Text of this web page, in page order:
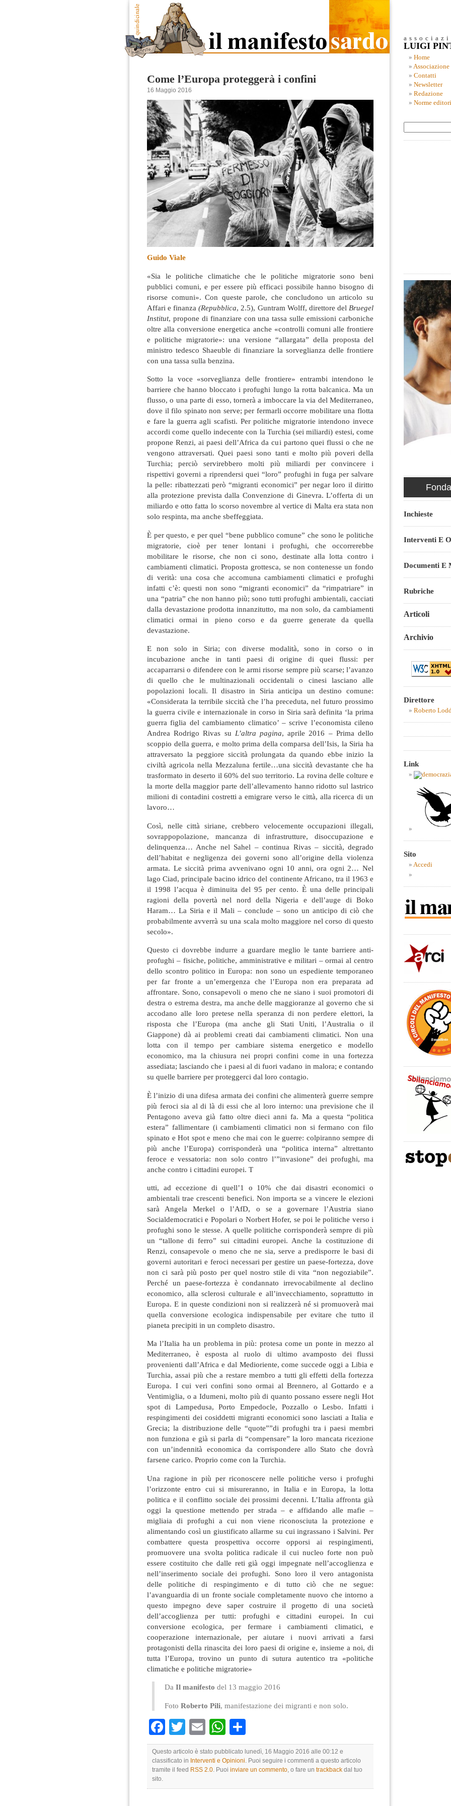
Come l’Europa proteggerà i confini
16 Maggio 2016
Guido Viale
«Sia le politiche climatiche che le politiche migratorie sono beni
pubblici comuni, e per essere più efficaci possibile hanno bisogno di
risorse comuni». Con queste parole, che concludono un articolo su
Affari e finanza(Repubblica, 2.5), Guntram Wolff, direttore del Bruegel
Institut, propone di finanziare con una tassa sulle emissioni carboniche
oltre alla conversione energetica anche «controlli comuni alle frontiere
e politiche migratorie»: una versione “allargata” della proposta del
ministro tedesco Shaeuble di finanziare la sorveglianza delle frontiere
con una tassa sulla benzina.
Sotto la voce «sorveglianza delle frontiere» entrambi intendono le
barriere che hanno bloccato i profughi lungo la rotta balcanica. Ma un
flusso, o una parte di esso, tornerà a imboccare la via del Mediterraneo,
dove il filo spinato non serve; per fermarli occorre mobilitare una flotta
e fare la guerra agli scafisti. Per politiche migratorie intendono invece
accordi come quello indecente con la Turchia (sei miliardi) estesi, come
propone Renzi, ai paesi dell’Africa da cui partono quei flussi o che ne
vengono attraversati. Quei paesi sono tanti e molto più poveri della
Turchia; perciò servirebbero molti più miliardi per convincere i
rispettivi governi a riprendersi quei “loro” profughi in fuga per salvare
la pelle: ribattezzati però “migranti economici” per negar loro il diritto
alla protezione prevista dalla Convenzione di Ginevra. L’offerta di un
miliardo e otto fatta lo scorso novembre al vertice di Malta era stata non
solo respinta, ma anche sbeffeggiata.
È per questo, e per quel “bene pubblico comune” che sono le politiche
migratorie, cioè per tener lontani i profughi, che occorrerebbe
mobilitare le risorse, che non ci sono, destinate alla lotta contro i
cambiamenti climatici. Proposta grottesca, se non contenesse un fondo
di verità: una cosa che accomuna cambiamenti climatici e profughi
infatti c’è: questi non sono “migranti economici” da “rimpatriare” in
una “patria” che non hanno più; sono tutti profughi ambientali, cacciati
dalla devastazione prodotta innanzitutto, ma non solo, da cambiamenti
climatici ormai in pieno corso e da guerre generate da quella
devastazione.
E non solo in Siria; con diverse modalità, sono in corso o in
incubazione anche in tanti paesi di origine di quei flussi: per
accaparrarsi o difendere con le armi risorse sempre più scarse; l’avanzo
di quello che le multinazionali occidentali o cinesi lasciano alle
popolazioni locali. Il disastro in Siria anticipa un destino comune:
«Considerata la terribile siccità che l’ha preceduta, nel futuro prossimo
la guerra civile e internazionale in corso in Siria sarà definita ‘la prima
guerra figlia del cambiamento climatico’ – scrive l’economista cileno
Andrea Rodrigo Rivas su L’altra pagina, aprile 2016 – Prima dello
scoppio della guerra, e molto prima della comparsa dell’Isis, la Siria ha
attraversato la peggiore siccità prolungata da quando ebbe inizio la
civiltà agricola nella Mezzaluna fertile…una siccità devastante che ha
trasformato in deserto il 60% del suo territorio. La rovina delle colture e
la morte della maggior parte dell’allevamento hanno ridotto sul lastrico
milioni di contadini costretti a emigrare verso le città, alla ricerca di un
lavoro…
Così, nelle città siriane, crebbero velocemente occupazioni illegali,
sovrappopolazione, mancanza di infrastrutture, disoccupazione e
delinquenza… Anche nel Sahel – continua Rivas – siccità, degrado
dell’habitat e negligenza dei governi sono all’origine della violenza
armata. Le siccità prima avvenivano ogni 10 anni, ora ogni 2… Nel
lago Ciad, principale bacino idrico del continente Africano, tra il 1963 e
il 1998 l’acqua è diminuita del 95 per cento. È una delle principali
ragioni della povertà nel nord della Nigeria e dell’auge di Boko
Haram… La Siria e il Mali – conclude – sono un anticipo di ciò che
probabilmente avverrà su una scala molto maggiore nel corso di questo
secolo».
Questo ci dovrebbe indurre a guardare meglio le tante barriere anti-
profughi – fisiche, politiche, amministrative e militari – ormai al centro
dello scontro politico in Europa: non sono un espediente temporaneo
per far fronte a un’emergenza che l’Europa non era preparata ad
affrontare. Sono, consapevoli o meno che ne siano i suoi promotori di
destra o estrema destra, ma anche delle maggioranze al governo che si
accodano alle loro pretese nella speranza di non perdere elettori, la
risposta che l’Europa (ma anche gli Stati Uniti, l’Australia o il
Giappone) dà ai problemi creati dai cambiamenti climatici. Non una
lotta con il tempo per cambiare sistema energetico e modello
economico, ma la chiusura nei propri confini come in una fortezza
assediata; lasciando che i paesi al di fuori vadano in malora; e contando
su quelle barriere per proteggerci dal loro contagio.
È l’inizio di una difesa armata dei confini che alimenterà guerre sempre
più feroci sia al di là di essi che al loro interno: una previsione che il
Pentagono aveva già fatto oltre dieci anni fa. Ma a questa “politica
estera” fallimentare (i cambiamenti climatici non si fermano con filo
spinato e Hot spot e meno che mai con le guerre: colpiranno sempre di
più anche l’Europa) corrisponderà una “politica interna” altrettanto
feroce e vessatoria: non solo contro l’”invasione” dei profughi, ma
anche contro i cittadini europei. T
utti, ad eccezione di quell’1 o 10% che dai disastri economici o
ambientali trae crescenti benefici. Non importa se a vincere le elezioni
sarà Angela Merkel o l’AfD, o se a governare l’Austria siano
Socialdemocratici e Popolari o Norbert Hofer, se poi le politiche verso i
profughi sono le stesse. A quelle politiche corrisponderà sempre di più
un “tallone di ferro” sui cittadini europei. Anche la costituzione di
Renzi, consapevole o meno che ne sia, serve a predisporre le basi di
governi autoritari e feroci necessari per gestire un paese-fortezza, dove
non ci sarà più posto per quel nostro stile di vita “non negoziabile”.
Perché un paese-fortezza è condannato irrevocabilmente al declino
economico, alla sclerosi culturale e all’invecchiamento, soprattutto in
Europa. E in queste condizioni non si realizzerà né si promuoverà mai
quella conversione ecologica indispensabile per evitare che tutto il
pianeta precipiti in un completo disastro.
Ma l’Italia ha un problema in più: protesa come un ponte in mezzo al
Mediterraneo, è esposta al ruolo di ultimo avamposto dei flussi
provenienti dall’Africa e dal Medioriente, come succede oggi a Libia e
Turchia, assai più che a restare membro a tutti gli effetti della fortezza
Europa. I cui veri confini sono ormai al Brennero, al Gottardo e a
Ventimiglia, o a Idumeni, molto più di quanto possano essere negli Hot
spot di Lampedusa, Porto Empedocle, Pozzallo o Lesbo. Infatti i
respingimenti dei cosiddetti migranti economici sono lasciati a Italia e
Grecia; la distribuzione delle “quote””di profughi tra i paesi membri
non funziona e già si parla di “compensare” la loro mancata ricezione
con un’indennità economica da corrispondere allo Stato che dovrà
farsene carico. Proprio come con la Turchia.
Una ragione in più per riconoscere nelle politiche verso i profughi
l’orizzonte entro cui si misureranno, in Italia e in Europa, la lotta
politica e il conflitto sociale dei prossimi decenni. L’Italia affronta già
oggi la questione mettendo per strada – e affidando alle mafie –
migliaia di profughi a cui non viene riconosciuta la protezione e
alimentando così un giustificato allarme su cui ingrassano i Salvini. Per
combattere questa prospettiva occorre opporsi ai respingimenti,
promuovere una svolta politica radicale il cui nucleo forte non può
essere costituito che dalle reti già oggi impegnate nell’accoglienza e
nell’inserimento sociale dei profughi. Sono loro il vero antagonista
delle politiche di respingimento e di tutto ciò che ne segue:
l’avanguardia di un fronte sociale completamente nuovo che intorno a
questo impegno deve saper costruire il progetto di una società
dell’accoglienza per tutti: profughi e cittadini europei. In cui
conversione ecologica, per fermare i cambiamenti climatici, e
cooperazione internazionale, per aiutare i nuovi arrivati a farsi
protagonisti della rinascita dei loro paesi di origine e, insieme a noi, di
tutta l’Europa, trovino un punto di sutura autentico tra «politiche
climatiche e politiche migratorie»
Da Il manifesto del 13 maggio 2016
Foto Roberto Pili, manifestazione dei migranti e non solo.
Facebook
TwitterEmailWhatsApp
Questo articolo è stato pubblicato lunedì, 16 Maggio 2016 alle 00:12 e
classificato in Interventi e Opinioni. Puoi seguire i commenti a questo articolo
tramite il feed RSS 2.0. Puoi inviare un commento, o fare un trackback dal tuo
sito.
LUIGI
Home
Associazione
Contatti
Newsletter
Redazione
Norme
Inchieste
Interventi E
Documenti E
Rubriche
Articoli
Archivio
Direttore
Roberto
Link
Sito
Accedi